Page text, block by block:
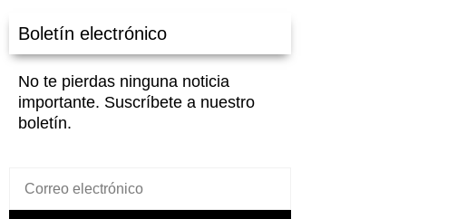
Boletín electrónico
No te pierdas ninguna noticia
importante. Suscríbete a nuestro
boletín.